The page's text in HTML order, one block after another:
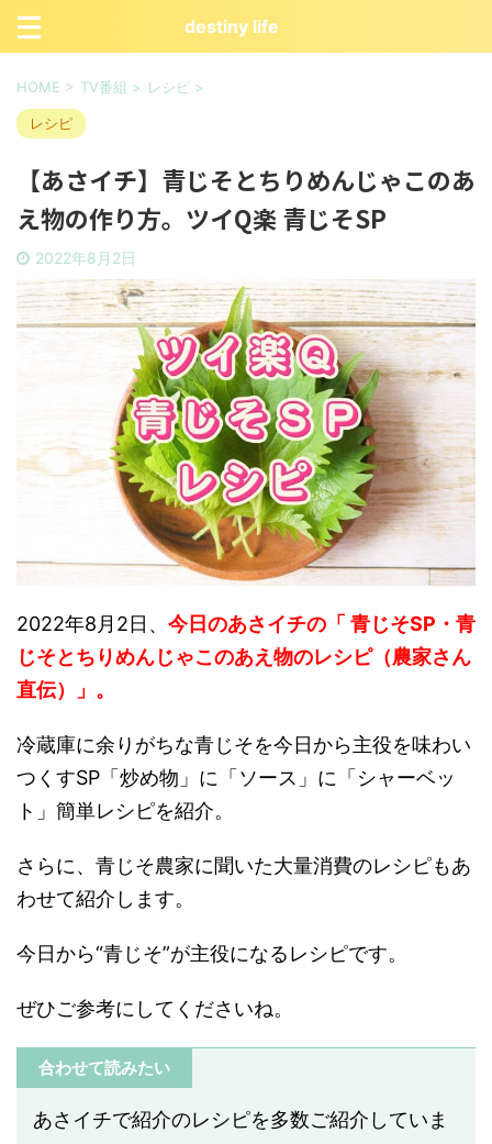
destiny life
HOME > TV番組 > レシピ >
レシピ
【あさイチ】青じそとちりめんじゃこのあ
え物の作り方。ツイQ楽 青じそSP
2022年8月2日
2022年8月2日、 今日のあさイチの「 青じそSP・青
じそとちりめんじゃこのあえ物のレシピ（農家さん
直伝）」。
冷蔵庫に余りがちな青じそを今日から主役を味わい
つくすSP「炒め物」に「ソース」に「シャーベッ
ト」簡単レシピを紹介。
さらに、青じそ農家に聞いた大量消費のレシピもあ
わせて紹介します。
今日から“青じそ”が主役になるレシピです。
ぜひご参考にしてくださいね。
合わせて読みたい
あさイチで紹介のレシピを多数ご紹介していま